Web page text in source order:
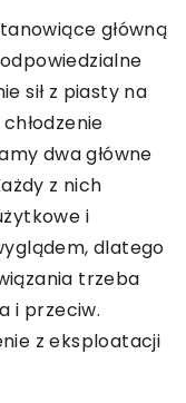
główną
sił z piasty na
dwa główne
z nich
i
dlatego
trzeba
i przeciw.
z eksploatacji